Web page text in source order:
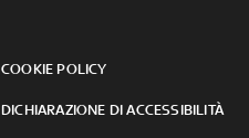
COOKIE POLICY
DICHIARAZIONE DI ACCESSIBILITÀ